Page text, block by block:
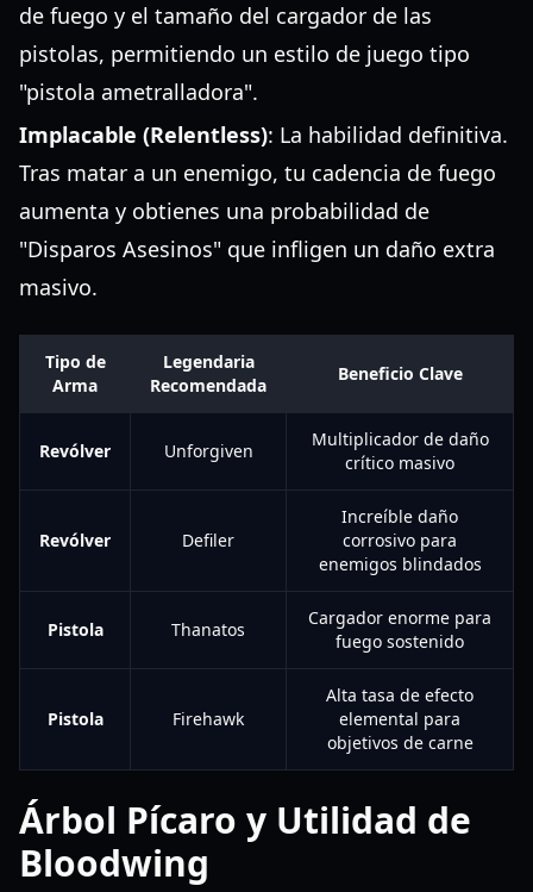
de fuego y el tamaño del cargador de las
pistolas, permitiendo un estilo de juego tipo
"pistola ametralladora".
Implacable (Relentless): La habilidad definitiva.
Tras matar a un enemigo, tu cadencia de fuego
aumenta y obtienes una probabilidad de
"Disparos Asesinos" que infligen un daño extra
masivo.
Tipo de
Arma
Legendaria
Recomendada
Beneficio Clave
Revólver Unforgiven
Multiplicador de daño
crítico masivo
Revólver Defiler
Increíble daño
corrosivo para
enemigos blindados
Pistola Thanatos
Cargador enorme para
fuego sostenido
Pistola Firehawk
Alta tasa de efecto
elemental para
objetivos de carne
Árbol Pícaro y Utilidad de
Bloodwing